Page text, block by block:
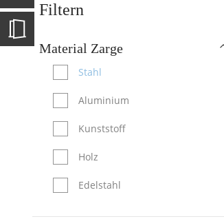
Filtern
Material Zarge
Stahl
Aluminium
Kunststoff
Holz
Edelstahl